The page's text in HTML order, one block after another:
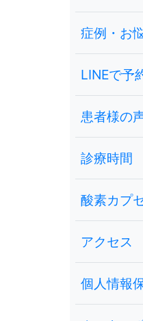
症例・お
LINEで予
患者様の
診療時間
酸素カプ
アクセス
個人情報